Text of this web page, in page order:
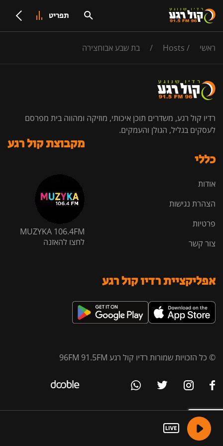
תפריט
ראשי /
Hosts
/ בת שבע אבוחצירה
רדיו קול רגע, משדרים תוכן איכותי, מוזיקה ומהווה בית מפרסם
לעסקים בגליל, הגולן והעמקים.
כללי
אודות
הצהרת נגישות
פרטיות
צור קשר
מקבוצת קול רגע
MUZYKA 106.4FM
לחצו להאזנה
אפליקציית רדיו קול רגע
© כל הזכויות שמורות רדיו קול רגע 96FM 91.5FM